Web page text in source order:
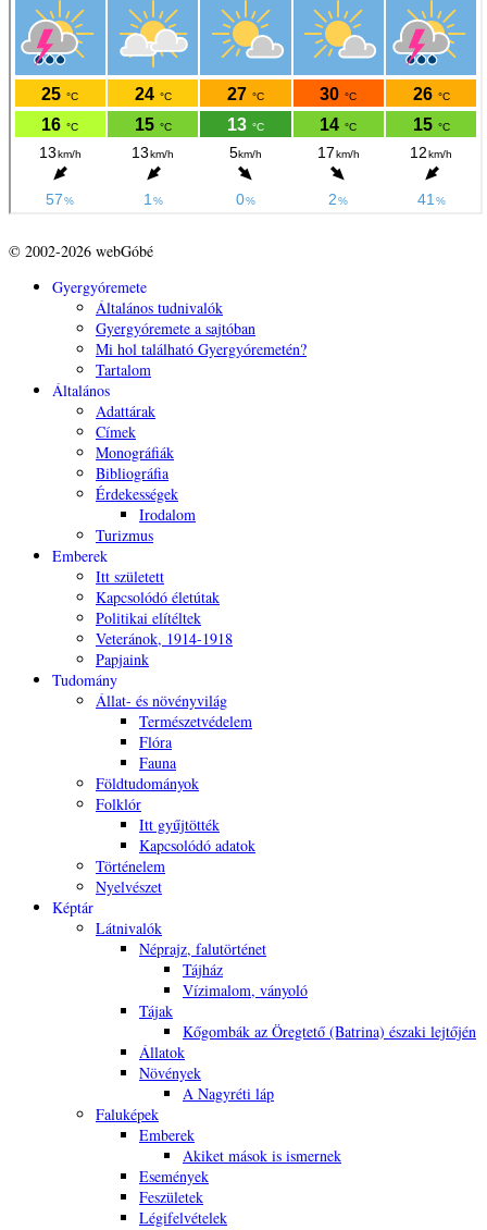
© 2002-2026 webGóbé
Gyergyóremete
Általános tudnivalók
Gyergyóremete a sajtóban
Mi hol található Gyergyóremetén?
Tartalom
Általános
Adattárak
Címek
Monográfiák
Bibliográfia
Érdekességek
Irodalom
Turizmus
Emberek
Itt született
Kapcsolódó életútak
Politikai elítéltek
Veteránok, 1914-1918
Papjaink
Tudomány
Állat- és növényvilág
Természetvédelem
Flóra
Fauna
Földtudományok
Folklór
Itt gyűjtötték
Kapcsolódó adatok
Történelem
Nyelvészet
Képtár
Látnivalók
Néprajz, falutörténet
Tájház
Vízimalom, ványoló
Tájak
Kőgombák az Öregtető (Batrina) északi lejtőjén
Állatok
Növények
A Nagyréti láp
Faluképek
Emberek
Akiket mások is ismernek
Események
Feszületek
Légifelvételek